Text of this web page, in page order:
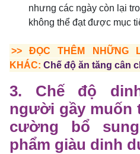
nhưng các ngày còn lại
không thể đạt được mục
>> ĐỌC THÊM NHỮNG
KHÁC: Chế độ ăn tăng cân
3. Chế độ
người gầy muốn
cường bổ
phẩm giàu dinh